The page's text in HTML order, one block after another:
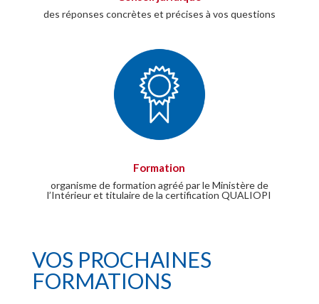
des réponses concrètes et précises à vos questions
Formation
organisme de formation agréé par le Ministère de
l’Intérieur et titulaire de la certification QUALIOPI
VOS PROCHAINES
FORMATIONS